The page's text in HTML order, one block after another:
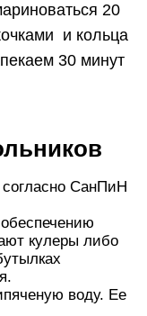
20
и кольца
30 минут
СанПиН
кулеры либо
воду. Ее